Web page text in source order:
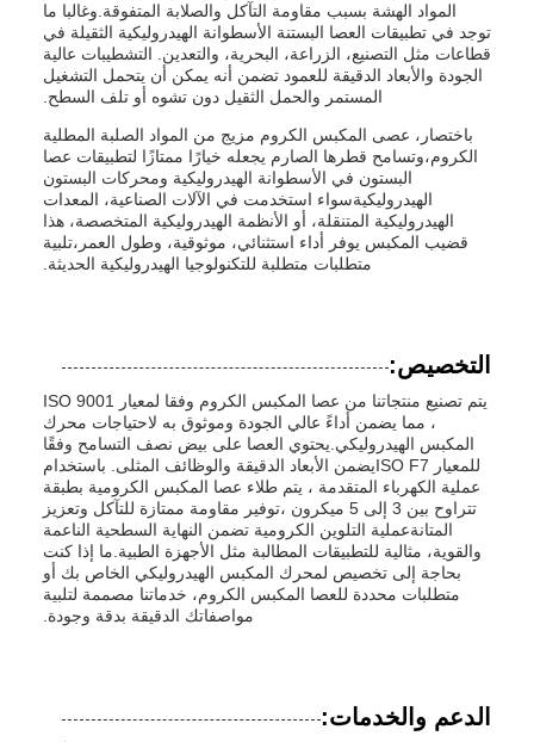
المواد الهشة بسبب مقاومة التآكل والصلابة المتفوقة.وغالبا ما
توجد في تطبيقات العصا البستنة الأسطوانة الهيدروليكية الثقيلة في
قطاعات مثل التصنيع، الزراعة، البحرية، والتعدين. التشطيبات عالية
الجودة والأبعاد الدقيقة للعمود تضمن أنه يمكن أن يتحمل التشغيل
المستمر والحمل الثقيل دون تشوه أو تلف السطح.
باختصار، عصى المكبس الكروم مزيج من المواد الصلبة المطلية
الكروم،وتسامح قطرها الصارم يجعله خيارًا ممتازًا لتطبيقات عصا
البستون في الأسطوانة الهيدروليكية ومحركات البستون
الهيدروليكيةسواء استخدمت في الآلات الصناعية، المعدات
الهيدروليكية المتنقلة، أو الأنظمة الهيدروليكية المتخصصة، هذا
قضيب المكبس يوفر أداء استثنائي، موثوقية، وطول العمر،تلبية
متطلبات متطلبة للتكنولوجيا الهيدروليكية الحديثة.
التخصيص:
يتم تصنيع منتجاتنا من عصا المكبس الكروم وفقا لمعيار ISO 9001
، مما يضمن أداءً عالي الجودة وموثوق به لاحتياجات محرك
المكبس الهيدروليكي.يحتوي العصا على بيض نصف التسامح وفقًا
للمعيار ISO F7يضمن الأبعاد الدقيقة والوظائف المثلى. باستخدام
عملية الكهرباء المتقدمة ، يتم طلاء عصا المكبس الكرومية بطبقة
تتراوح بين 3 إلى 5 ميكرون ،توفير مقاومة ممتازة للتآكل وتعزيز
المتانةعملية التلوين الكرومية تضمن النهاية السطحية الناعمة
والقوية، مثالية للتطبيقات المطالبة مثل الأجهزة الطبية.ما إذا كنت
بحاجة إلى تخصيص لمحرك المكبس الهيدروليكي الخاص بك أو
متطلبات محددة للعصا المكبس الكروم، خدماتنا مصممة لتلبية
مواصفاتك الدقيقة بدقة وجودة.
الدعم والخدمات: